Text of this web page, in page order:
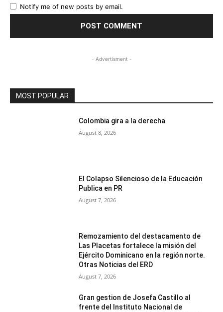
Notify me of new posts by email.
- Advertisment -
MOST POPULAR
Colombia gira a la derecha
August 8, 2026
El Colapso Silencioso de la Educación
Publica en PR
August 7, 2026
Remozamiento del destacamento de
Las Placetas fortalece la misión del
Ejército Dominicano en la región norte.
Otras Noticias del ERD
August 7, 2026
Gran gestion de Josefa Castillo al
frente del Instituto Nacional de